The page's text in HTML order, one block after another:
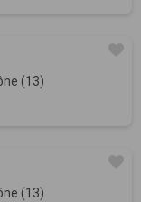
(13)
(13)